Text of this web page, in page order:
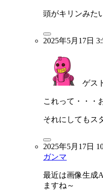
頭がキリンみた
2025年5月17日
ゲス
これって・・・
それにしてもス
2025年5月17日
ガンマ
最近は画像生成
ますね～